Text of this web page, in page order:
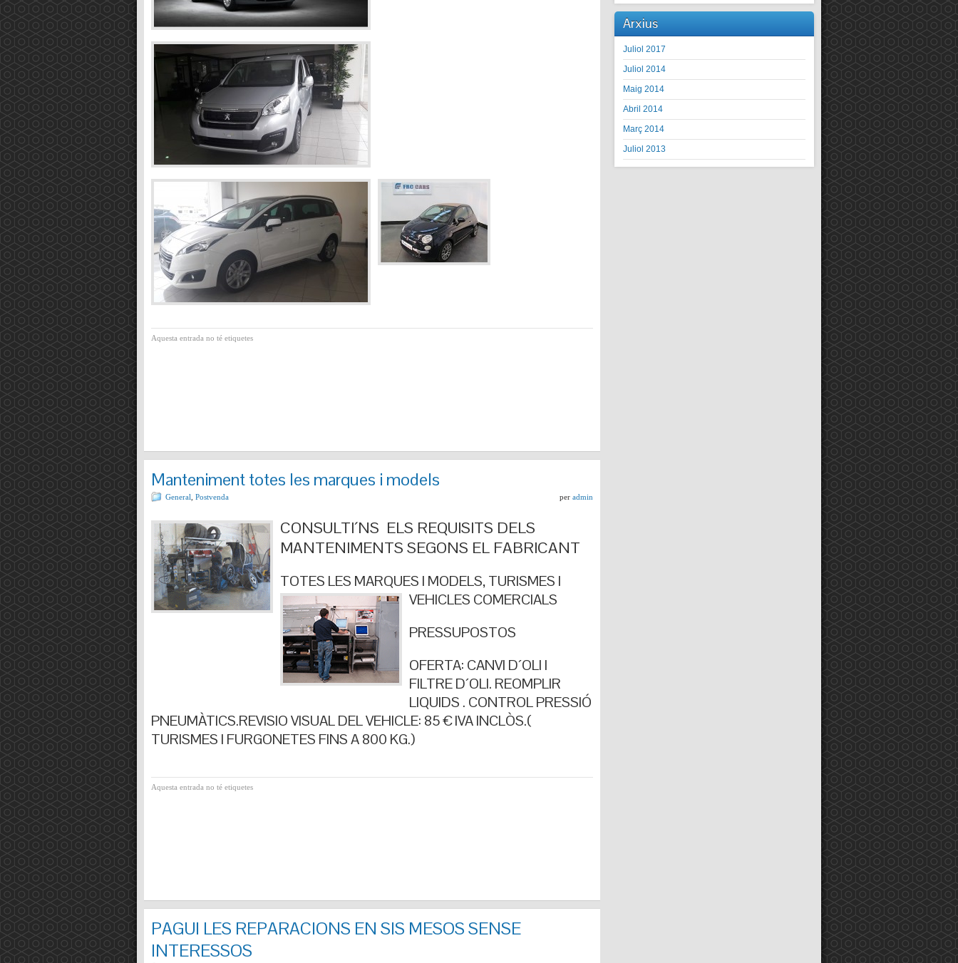
Aquesta entrada no té etiquetes
Manteniment totes les marques i models
General Postvenda per admin
CONSULTI´NS ELS REQUISITS DELS
MANTENIMENTS SEGONS EL FABRICANT
TOTES LES MARQUES I MODELS, TURISMES I
VEHICLES COMERCIALS
PRESSUPOSTOS
OFERTA: CANVI D´OLI I
FILTRE D´OLI. REOMPLIR
LIQUIDS . CONTROL PRESSIÓ
PNEUMÀTICS.REVISIO VISUAL DEL VEHICLE: 85 € IVA INCLÒS.(
TURISMES I FURGONETES FINS A 800 KG.)
Aquesta entrada no té etiquetes
PAGUI LES REPARACIONS EN SIS MESOS SENSE
INTERESSOS
Arxius
Juliol 2017
Juliol 2014
Maig 2014
Abril 2014
Març 2014
Juliol 2013